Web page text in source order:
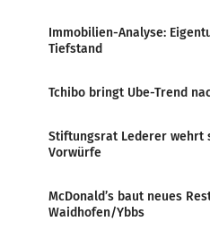
Immobilien-Analyse:
Tiefstand
Tchibo bringt Ube-Trend
Stiftungsrat Lederer wehrt
Vorwürfe
McDonald’s baut neues
Waidhofen/Ybbs